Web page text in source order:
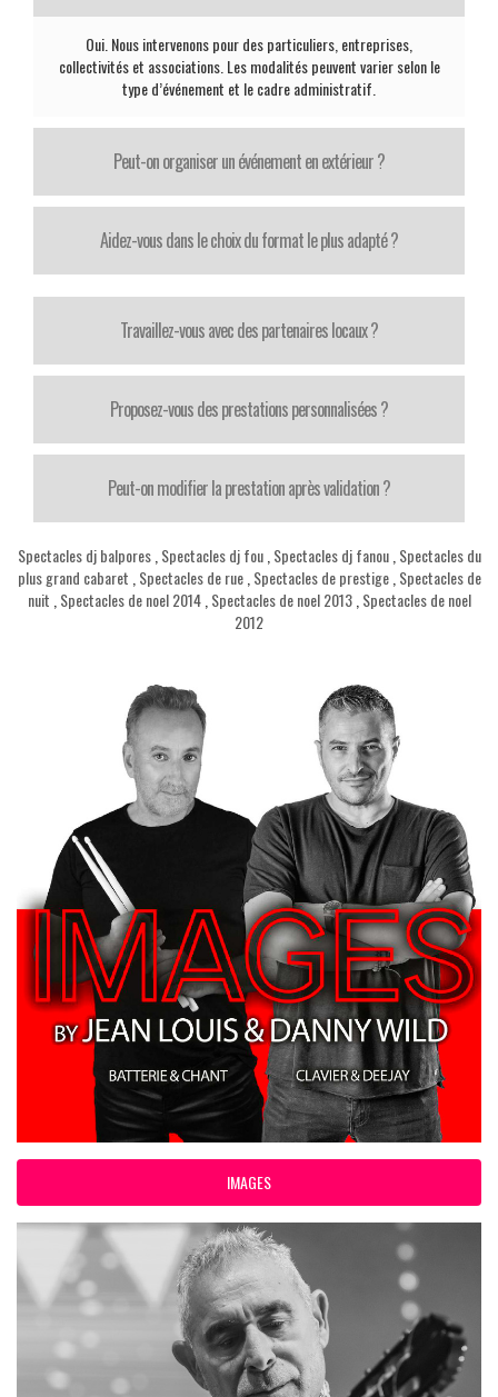
Oui. Nous intervenons pour des particuliers, entreprises,
collectivités et associations. Les modalités peuvent varier selon le
type d’événement et le cadre administratif.
Peut-on organiser un événement en extérieur ?
Aidez-vous dans le choix du format le plus adapté ?
Travaillez-vous avec des partenaires locaux ?
Proposez-vous des prestations personnalisées ?
Peut-on modifier la prestation après validation ?
Spectacles dj balpores, Spectacles dj fou, Spectacles dj fanou, Spectacles du
plus grand cabaret Spectacles de rue, Spectacles de prestige, Spectacles de
nuit Spectacles de noel 2014, Spectacles de noel 2013, Spectacles de noel
2012
IMAGES